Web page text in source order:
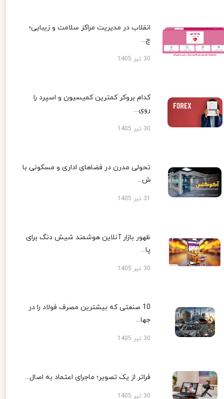
انقلاب در مدیریت مراکز سلامت و زیبایی؛
چ...
30 تیر 1405
کدام بروکر کمترین کمیسیون و اسپرد را
روی...
30 تیر 1405
تحولی مدرن در فضاهای اداری و مسکونی با
ش...
ظهور بازار آنلاین هوشمند شیش دنگ برای
پا...
30 تیر 1405
10 صنعتی که بیشترین مصرف فولاد را در
جها...
30 تیر 1405
فراتر از یک تصویر؛ ماجرای اعتماد به اصال...
30 تیر 1405